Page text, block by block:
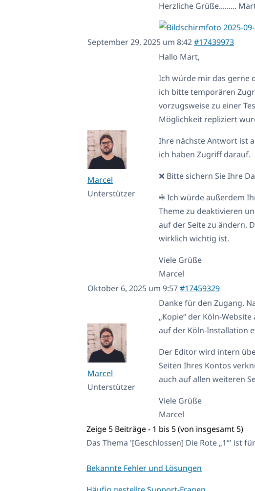
Herzliche Grüße.........
September 29, 2025 um 8:42#17439973
Marcel
Unterstützer
Hallo Mart,
Ich würde mir das gerne
ich bitte temporären
vorzugsweise zu einer
Möglichkeit repliziert
Ihre nächste Antwort ist
ich haben Zugriff darauf.
❌ Bitte sichern Sie Ihre
✙ Ich würde außerdem
Theme zu deaktivieren
auf der Seite zu ändern.
wirklich wichtig ist.
Viele Grüße
Marcel
Oktober 6, 2025 um 9:57#17459329
Marcel
Unterstützer
Danke für den Zugang.
„Kopie“ der Köln-
auf der Köln-Installation
Der Editor wird intern
Seiten Ihres Kontos
auch auf allen weiteren
Viele Grüße
Marcel
Zeige 5 Beiträge - 1 bis 5 (von insgesamt 5)
Das Thema '[Geschlossen] Die Rote „1“' ist
Bekannte Fehler und Lösungen